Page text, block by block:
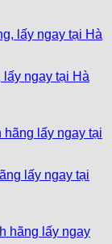
ngay tại Hà
lấy ngay tại